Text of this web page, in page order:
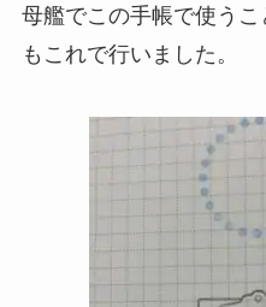
母艦でこの手帳で使う
もこれで行いました。